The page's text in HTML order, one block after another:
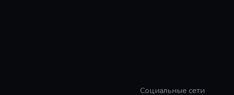
Социальные сети